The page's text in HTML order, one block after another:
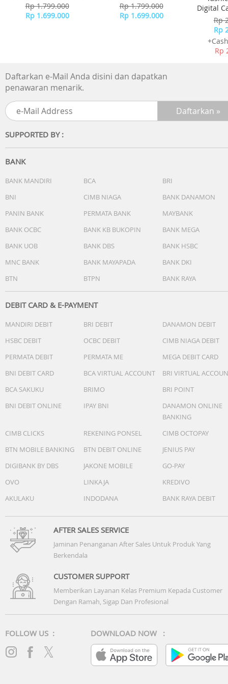
- Brown
Rp 1.799.000
Rp 1.699.000
- Sky Blue
Rp 1.799.000
Rp 1.699.000
Digital
Rp
Rp
Rp
Daftarkan e-Mail Anda disini dan dapatkan
penawaran menarik.
SUPPORTED BY :
BANK
BANK MANDIRI BCA
BRI
BNI
CIMB NIAGA
BANK DANAMON
PANIN BANK
PERMATA BANK
MAYBANK
BANK OCBC
BANK KB BUKOPIN
BANK MEGA
BANK UOB
BANK DBS
BANK HSBC
MNC BANK
BANK MAYAPADA
BANK DKI
BTN
BTPN BANK RAYA
DEBIT CARD & E-PAYMENT
MANDIRI DEBIT BRI DEBIT
DANAMON DEBIT
HSBC DEBIT
OCBC DEBIT
CIMB NIAGA DEBIT
PERMATA DEBIT
PERMATA ME
MEGA DEBIT CARD
BNI DEBIT CARD
BCA VIRTUAL ACCOUNT
BRI VIRTUAL
BCA SAKUKU
BRIMO
BRI POINT
BNI DEBIT ONLINE
IPAY BNI
DANAMON ONLINE
BANKING
CIMB CLICKS
REKENING PONSEL
CIMB OCTOPAY
BTN MOBILE BANKING
BTN DEBIT ONLINE
JENIUS PAY
DIGIBANK BY DBS
JAKONE MOBILE
GO-PAY
OVO
LINKAJA
KREDIVO
AKULAKU
INDODANA BANK RAYA DEBIT
AFTER SALES SERVICE
Jaminan Penanganan After Sales Untuk Produk Yang
Berkendala
CUSTOMER SUPPORT
Memberikan Layanan Kelas Premium Kepada Customer
Dengan Ramah, Sigap Dan Profesional
FOLLOW US : DOWNLOAD NOW :